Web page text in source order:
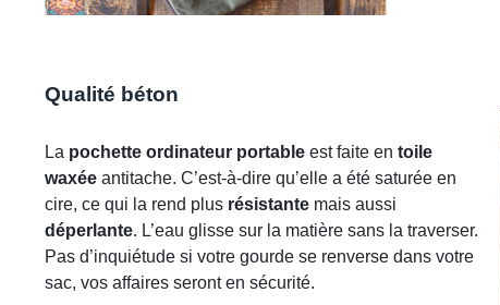
Qualité béton
La pochette ordinateur portable est faite en toile
waxée antitache. C’est-à-dire qu’elle a été saturée en
cire, ce qui la rend plus résistante mais aussi
déperlante. L’eau glisse sur la matière sans la traverser.
Pas d’inquiétude si votre gourde se renverse dans votre
sac, vos affaires seront en sécurité.